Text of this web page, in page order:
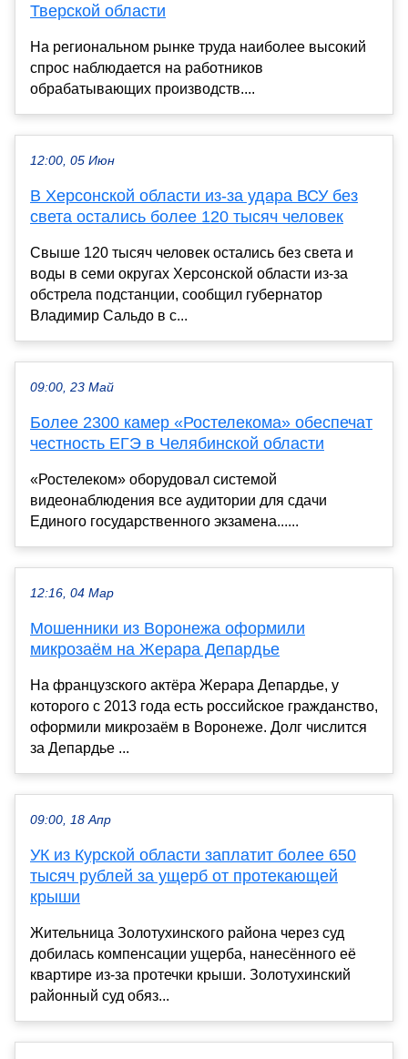
Тверской области
На региональном рынке труда наиболее высокий
спрос наблюдается на работников
обрабатывающих производств....
12:00, 05 Июн
В Херсонской области из-за удара ВСУ без
света остались более 120 тысяч человек
Свыше 120 тысяч человек остались без света и
воды в семи округах Херсонской области из-за
обстрела подстанции, сообщил губернатор
Владимир Сальдо в с...
09:00, 23 Май
Более 2300 камер «Ростелекома» обеспечат
честность ЕГЭ в Челябинской области
«Ростелеком» оборудовал системой
видеонаблюдения все аудитории для сдачи
Единого государственного экзамена......
12:16, 04 Мар
Мошенники из Воронежа оформили
микрозаём на Жерара Депардье
На французского актёра Жерара Депардье, у
которого с 2013 года есть российское гражданство,
оформили микрозаём в Воронеже. Долг числится
за Депардье ...
09:00, 18 Апр
УК из Курской области заплатит более 650
тысяч рублей за ущерб от протекающей
крыши
Жительница Золотухинского района через суд
добилась компенсации ущерба, нанесённого её
квартире из-за протечки крыши. Золотухинский
районный суд обяз...